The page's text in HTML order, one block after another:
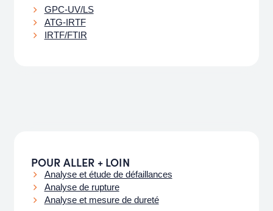
GPC-UV/LS
ATG-IRTF
IRTF/FTIR
POUR ALLER + LOIN
Analyse et étude de défaillances
Analyse de rupture
Analyse et mesure de dureté